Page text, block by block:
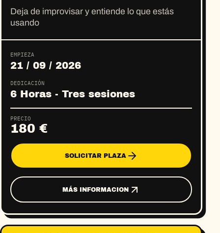
Deja de improvisar y entiende lo que estás
usando
EMPIEZA
21 / 09 / 2026
DEDICACIÓN
6 Horas - Tres sesiones
PRECIO
180 €
SOLICITAR PLAZA
MÁS INFORMACION